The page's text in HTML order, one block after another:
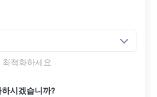
최적화하세요
시겠습니까?